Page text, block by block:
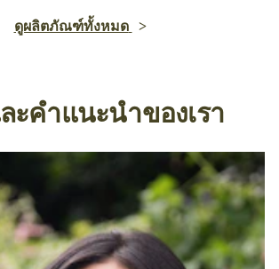
ดูผลิตภัณฑ์ทั้งหมด
ะคำแนะนำของเรา